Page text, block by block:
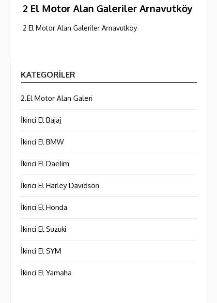
2 El Motor Alan Galeriler Arnavutköy
2 El Motor Alan Galeriler Arnavutköy
KATEGORILER
2.El Motor Alan Galeri
İkinci El Bajaj
İkinci El BMW
İkinci El Daelim
İkinci El Harley Davidson
İkinci El Honda
İkinci El Suzuki
İkinci El SYM
İkinci El Yamaha